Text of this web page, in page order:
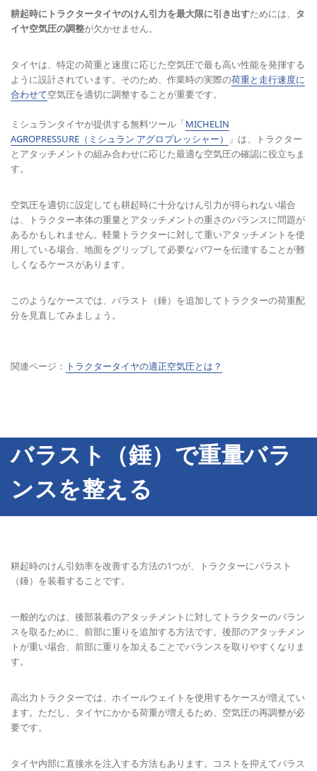
耕起時にトラクタータイヤのけん引力を最大限に引き出すためには、 タ
イヤ空気圧の調整が欠かせません。
タイヤは、特定の荷重と速度に応じた空気圧で最も高い性能を発揮する
ように設計されています。そのため、作業時の実際の荷重と走行速度に
合わせて空気圧を適切に調整することが重要です。
ミシュランタイヤが提供する無料ツール「MICHELIN
AGROPRESSURE（ミシュラン アグロプレッシャー）
」は、トラクター
とアタッチメントの組み合わせに応じた最適な空気圧の確認に役立ちま
す。
空気圧を適切に設定しても耕起時に十分なけん引力が得られない場合
は、トラクター本体の重量とアタッチメントの重さのバランスに問題が
あるかもしれません。軽量トラクターに対して重いアタッチメントを使
用している場合、地面をグリップして必要なパワーを伝達することが難
しくなるケースがあります。
このようなケースでは、バラスト（錘）を追加してトラクターの荷重配
分を見直してみましょう。
関連ページ： トラクタータイヤの適正空気圧とは？
バラスト（錘）で重量バラ
ンスを整える
耕起時のけん引効率を改善する方法の1つが、トラクターにバラスト
（錘）を装着することです。
一般的なのは、後部装着のアタッチメントに対してトラクターのバラン
スを取るために、前部に重りを追加する方法です。後部のアタッチメン
トが重い場合、前部に重りを加えることでバランスを取りやすくなりま
す。
高出力トラクターでは、ホイールウェイトを使用するケースが増えてい
ます。ただし、タイヤにかかる荷重が増えるため、空気圧の再調整が必
要です。
タイヤ内部に直接水を注入する方法もあります。コストを抑えてバラス